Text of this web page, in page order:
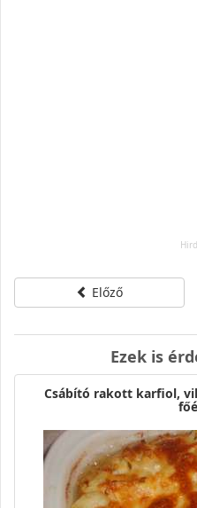
Előző
Ezek is
Csábító rakott karfiol,